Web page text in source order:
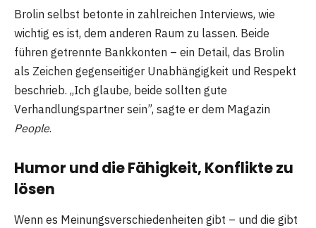
Brolin selbst betonte in zahlreichen Interviews, wie
wichtig es ist, dem anderen Raum zu lassen. Beide
führen getrennte Bankkonten – ein Detail, das Brolin
als Zeichen gegenseitiger Unabhängigkeit und Respekt
beschrieb. „Ich glaube, beide sollten gute
Verhandlungspartner sein”, sagte er dem Magazin
People.
Humor und die Fähigkeit, Konflikte zu
lösen
Wenn es Meinungsverschiedenheiten gibt – und die gibt